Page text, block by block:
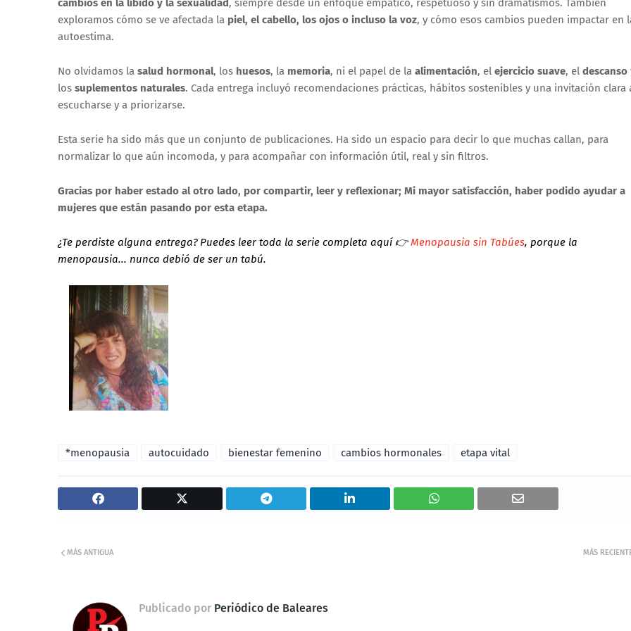
cambios en la libido y la sexualidad, siempre desde un enfoque empático, respetuoso y sin dramatismos. También
exploramos cómo se ve afectada la piel, el cabello, los ojos o incluso la voz, y cómo esos cambios pueden impactar en
autoestima.
No olvidamos la salud hormonal, los huesos, la memoria, ni el papel de la alimentación, el ejercicio suave, el descanso
los suplementos naturales. Cada entrega incluyó recomendaciones prácticas, hábitos sostenibles y una invitación clara
escucharse y a priorizarse.
Esta serie ha sido más que un conjunto de publicaciones. Ha sido un espacio para decir lo que muchas callan, para
normalizar lo que aún incomoda, y para acompañar con información útil, real y sin filtros.
Gracias por haber estado al otro lado, por compartir, leer y reflexionar; Mi mayor satisfacción, haber podido ayudar a
mujeres que están pasando por esta etapa.
¿Te perdiste alguna entrega? Puedes leer toda la serie completa aquí 👉Menopausia sin Tabúes, porque la
menopausia... nunca debió de ser un tabú.
*menopausia autocuidado bienestar femenino cambios hormonales etapa vital
MÁS
MÁS ANTIGUA
Publicado por Periódico de Baleares